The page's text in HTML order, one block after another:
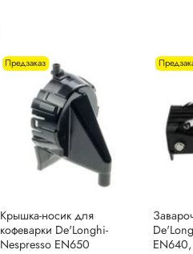
Предзаказ
Крышка-носик для
кофеварки De'Longhi-
Nespresso EN650